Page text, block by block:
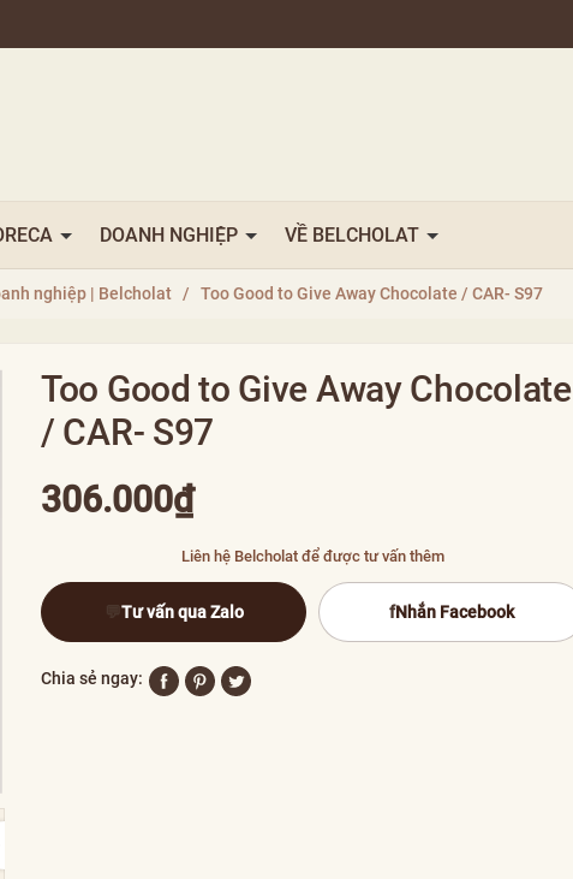
DOANH NGHIỆP VỀ BELCHOLAT
nghiệp | Belcholat / Too Good to Give Away Chocolate / CAR- S97
Too Good to Give Away Chocolate
/ CAR- S97
306.000₫
Liên hệ Belcholat để được tư vấn thêm
Tư vấn qua Zalo fNhắn Facebook
Chia sẻ ngay: